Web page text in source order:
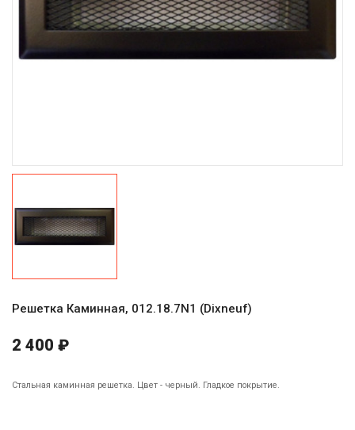
Решетка Каминная, 012.18.7N1 (Dixneuf)
2 400 ₽
Стальная каминная решетка. Цвет - черный. Гладкое покрытие.